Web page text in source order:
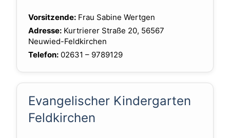
Vorsitzende: Frau Sabine Wertgen
Adresse: Kurtrierer Straße 20, 56567
Neuwied-Feldkirchen
Telefon: 02631 – 9789129
Evangelischer Kindergarten
Feldkirchen